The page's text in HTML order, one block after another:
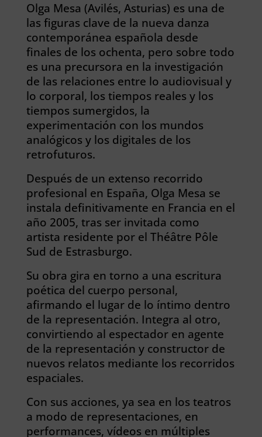
Olga Mesa (Avilés, Asturias) es una de
las figuras clave de la nueva danza
contemporánea española desde
finales de los ochenta, pero sobre todo
es una precursora en la investigación
de las relaciones entre lo audiovisual y
lo corporal, los tiempos reales y los
tiempos sumergidos, la
experimentación con los mundos
analógicos y los digitales de los
retrofuturos.
Después de un extenso recorrido
profesional en España, Olga Mesa se
instala definitivamente en Francia en el
año 2005, tras ser invitada como
artista residente por el Théâtre Pôle
Sud de Estrasburgo.
Su obra gira en torno a una escritura
poética del cuerpo personal,
afirmando el lugar de lo íntimo dentro
de la representación. Integra al otro,
convirtiendo al espectador en agente
de la representación y constructor de
nuevos relatos mediante los recorridos
espaciales.
Con sus acciones, ya sea en los teatros
a modo de representaciones, en
performances, vídeos en múltiples